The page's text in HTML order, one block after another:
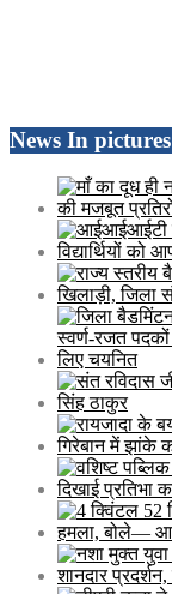
News In pictures